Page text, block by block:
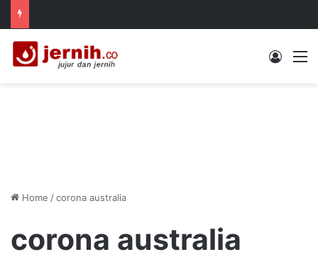
Log In
Home /corona australia
corona australia